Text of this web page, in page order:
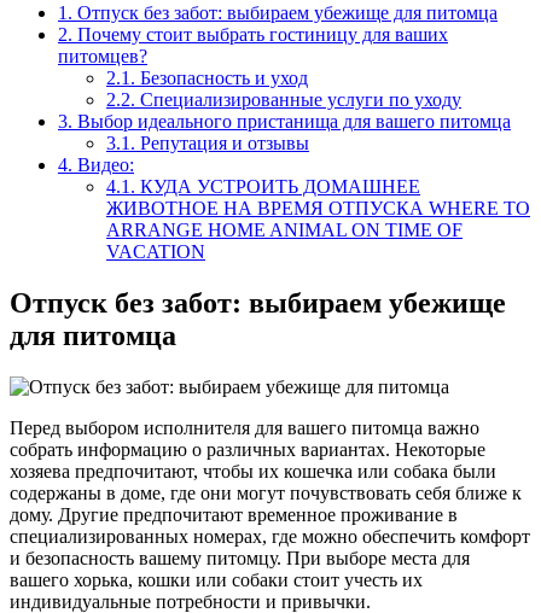
1. Отпуск без забот: выбираем убежище для питомца
2. Почему стоит выбрать гостиницу для ваших
питомцев?
2.1. Безопасность и уход
2.2. Специализированные услуги по уходу
3. Выбор идеального пристанища для вашего питомца
3.1. Репутация и отзывы
4. Видео:
4.1. КУДА УСТРОИТЬ ДОМАШНЕЕ
ЖИВОТНОЕ НА ВРЕМЯ ОТПУСКА WHERE TO
ARRANGE HOME ANIMAL ON TIME OF
VACATION
Отпуск без забот: выбираем убежище
для питомца
Перед выбором исполнителя для вашего питомца важно
собрать информацию о различных вариантах. Некоторые
хозяева предпочитают, чтобы их кошечка или собака были
содержаны в доме, где они могут почувствовать себя ближе к
дому. Другие предпочитают временное проживание в
специализированных номерах, где можно обеспечить комфорт
и безопасность вашему питомцу. При выборе места для
вашего хорька, кошки или собаки стоит учесть их
индивидуальные потребности и привычки.